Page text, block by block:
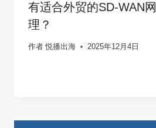
有适合外贸的SD-WAN
理？
作者 悦播出海 2025年12月4日